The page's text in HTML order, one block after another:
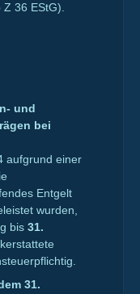
36 EStG).
und
bei
aufgrund einer
Entgelt
wurden,
bis 31.
31.